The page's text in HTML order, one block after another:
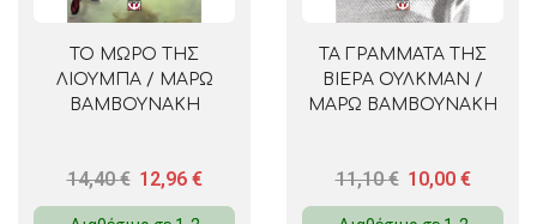
ΤΟ ΜΩΡΟ ΤΗΣ
ΛΙΟΥΜΠΑ / ΜΑΡΩ
ΒΑΜΒΟΥΝΑΚΗ
14,40€ 12,96 €
ΤΑ ΓΡΑΜΜΑΤΑ ΤΗΣ
ΒΙΕΡΑ ΟΥΛΚΜΑΝ /
ΜΑΡΩ ΒΑΜΒΟΥΝΑΚΗ
11,10€ 10,00 €